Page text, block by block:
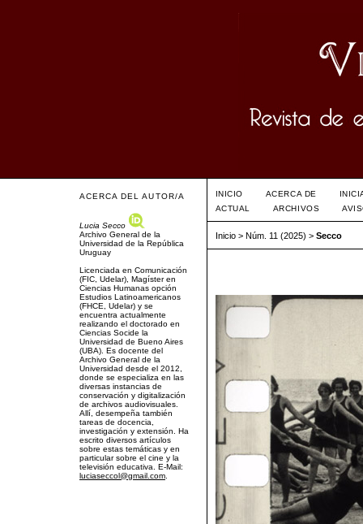
ACERCA DEL AUTOR/A
Lucia Secco
Archivo General de la
Universidad de la República
Uruguay
Licenciada en Comunicación
(FIC, Udelar), Magíster en
Ciencias Humanas opción
Estudios Latinoamericanos
(FHCE, Udelar) y se
encuentra actualmente
realizando el doctorado en
Ciencias Socide la
Universidad de Bueno Aires
(UBA). Es docente del
Archivo General de la
Universidad desde el 2012,
donde se especializa en las
diversas instancias de
conservación y digitalización
de archivos audiovisuales.
Allí, desempeña también
tareas de docencia,
investigación y extensión. Ha
escrito diversos artículos
sobre estas temáticas y en
particular sobre el cine y la
televisión educativa. E-Mail:
luciaseccol@gmail.com
INICIO ACERCA DE
ACTUAL
ARCHIVOS
Inicio> Núm. 11 (2025) > Secco